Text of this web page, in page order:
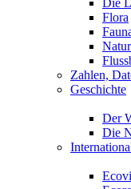
Die
Flora
Zahlen,
Geschichte
Der
Die